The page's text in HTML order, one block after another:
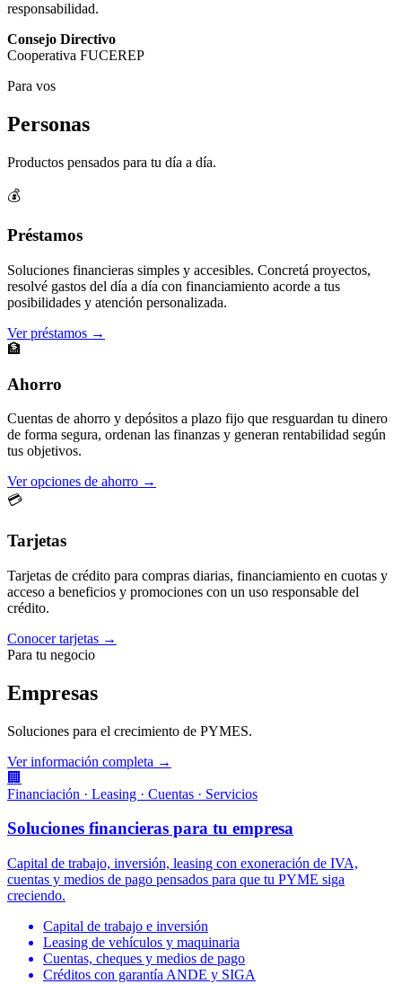
responsabilidad.
Consejo Directivo
Cooperativa FUCEREP
Para vos
Personas
Productos pensados para tu día a día.
💰
Préstamos
Soluciones financieras simples y accesibles. Concretá proyectos,
resolvé gastos del día a día con financiamiento acorde a tus
posibilidades y atención personalizada.
Ver préstamos →
🏦
Ahorro
Cuentas de ahorro y depósitos a plazo fijo que resguardan tu dinero
de forma segura, ordenan las finanzas y generan rentabilidad según
tus objetivos.
Ver opciones de ahorro →
💳
Tarjetas
Tarjetas de crédito para compras diarias, financiamiento en cuotas y
acceso a beneficios y promociones con un uso responsable del
crédito.
Conocer tarjetas →
Para tu negocio
Empresas
Soluciones para el crecimiento de PYMES.
Ver información completa →
🏢
Financiación · Leasing · Cuentas · Servicios
Soluciones financieras para tu empresa
Capital de trabajo, inversión, leasing con exoneración de IVA,
cuentas y medios de pago pensados para que tu PYME siga
creciendo.
Capital de trabajo e inversión
Leasing de vehículos y maquinaria
Cuentas, cheques y medios de pago
Créditos con garantía ANDE y SIGA